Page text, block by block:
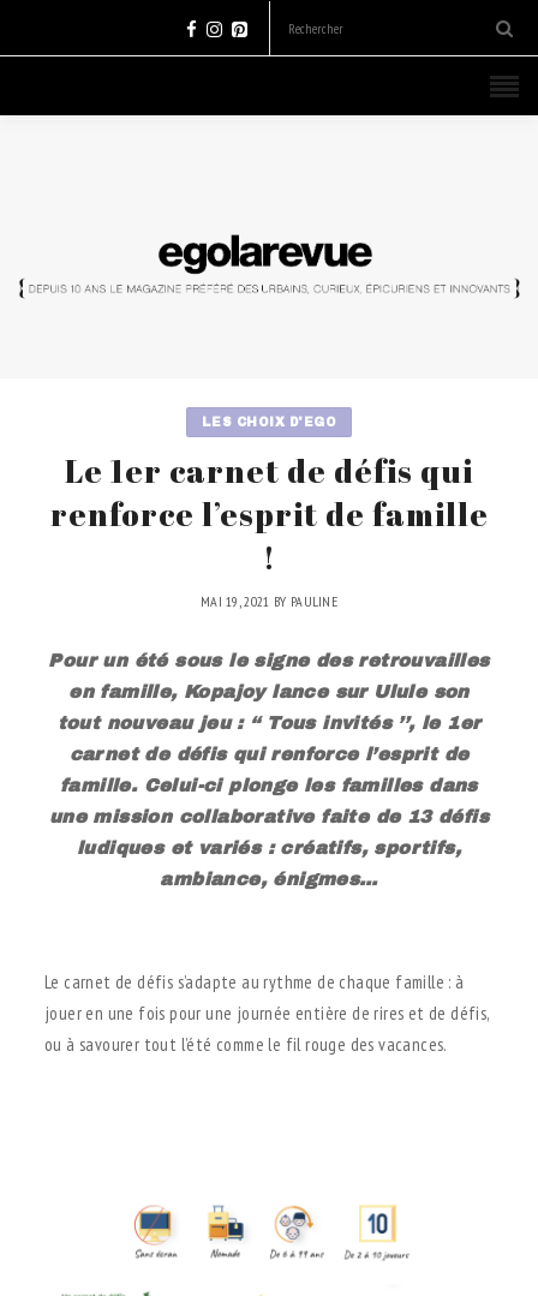
LES CHOIX D'EGO
Le 1er carnet de défis qui
renforce l’esprit de famille
!
MAI 19, 2021 BY PAULINE
Pour un été sous le signe des retrouvailles
en famille, Kopajoy lance sur Ulule son
tout nouveau jeu : ‘‘ Tous invités ’’, le 1er
carnet de défis qui renforce l’esprit de
famille. Celui-ci plonge les familles dans
une mission collaborative faite de 13 défis
ludiques et variés : créatifs, sportifs,
ambiance, énigmes…
Le carnet de défis s’adapte au rythme de chaque famille : à
jouer en une fois pour une journée entière de rires et de défis,
ou à savourer tout l’été comme le fil rouge des vacances.